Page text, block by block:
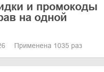
и промокоды
на одной
Применена 1035 раз